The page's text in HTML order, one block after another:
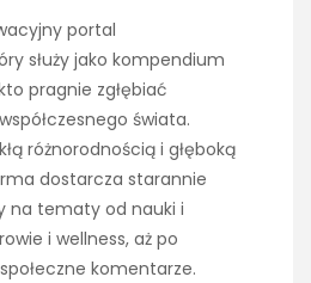
portal
służy jako kompendium
pragnie zgłębiać
świata.
różnorodnością i głęboką
dostarcza starannie
na tematy od nauki i
i wellness, aż po
komentarze.